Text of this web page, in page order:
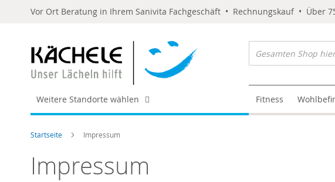
Vor Ort Beratung in Ihrem Sanivita Fachgeschäft • Rechnungskauf • Über
Weitere Standorte wählen Fitness
Startseite Impressum
Impressum